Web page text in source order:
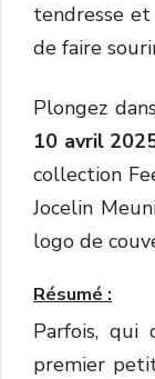
tendresse
de faire
Plongez
10 avril
collection
Jocelin
logo de
Résumé :
Parfois, qui
premier